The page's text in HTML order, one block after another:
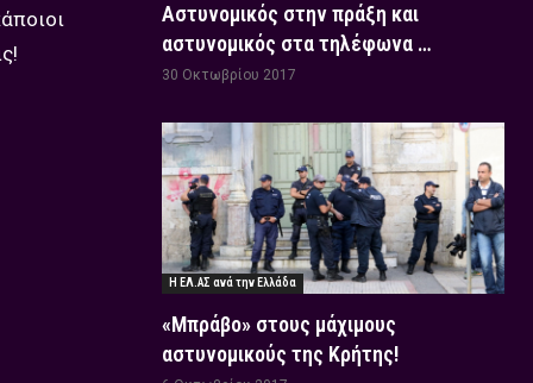
Αστυνομικός στην πράξη και
αστυνομικός στα τηλέφωνα …
30 Οκτωβρίου 2017
Η ΕΛ.ΑΣ ανά την Ελλάδα
«Μπράβο» στους μάχιμους
αστυνομικούς της Κρήτης!